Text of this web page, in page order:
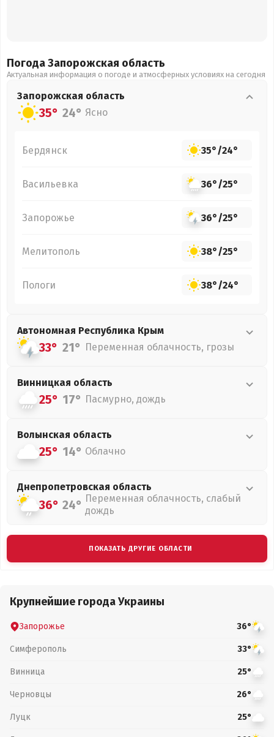
Погода Запорожская область
Актуальная информация о погоде и атмосферных условиях на сегодня
Запорожская область
35° 24° Ясно
Бердянск 35°/24°
Васильевка 36°/25°
Запорожье 36°/25°
Мелитополь 38°/25°
Пологи 38°/24°
Автономная Республика Крым
33° 21° Переменная облачность, грозы
Винницкая область
25° 17° Пасмурно, дождь
Волынская область
25° 14° Облачно
Днепропетровская область
36° 24° Переменная облачность, слабый
дождь
ПОКАЗАТЬ ДРУГИЕ ОБЛАСТИ
Крупнейшие города Украины
Запорожье 36°
Симферополь 33°
Винница 25°
Черновцы 26°
Луцк 25°